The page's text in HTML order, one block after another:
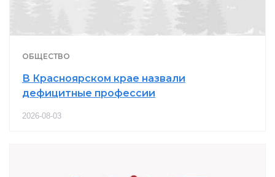
ОБЩЕСТВО
В Красноярском крае назвали
дефицитные профессии
2026-08-03